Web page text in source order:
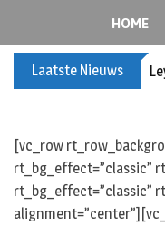
HOME
Laatste Nieuws
[vc_row
rt_bg_effect=”classic”
rt_bg_effect=”classic”